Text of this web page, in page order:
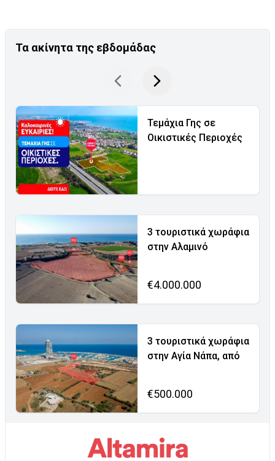
Τα ακίνητα της εβδομάδας
Τεμάχια Γης σε
Οικιστικές Περιοχές
3 τουριστικά χωράφια
στην Αλαμινό
€4.000.000
3 τουριστικά χωράφια
στην Αγία Νάπα, από
€500.000